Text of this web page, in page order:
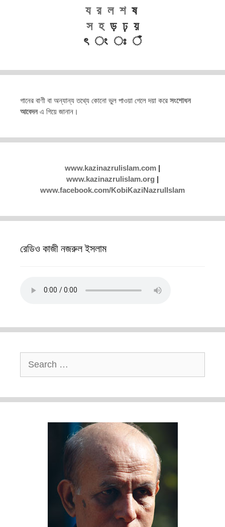
য র ল শষ
স হড় ঢ় য়
ৎ ং ঃ ঁ
গানের বাণী বা অন্যান্য তথ্যে কোনো ভুল পাওয়া গেলে দয়া করে সংশোধন
আবেদনএ গিয়ে জানান।
www.kazinazrulislam.com |
www.kazinazrulislam.org |
www.facebook.com/KobiKaziNazrulIslam
রেডিও কাজী নজরুল ইসলাম
for: